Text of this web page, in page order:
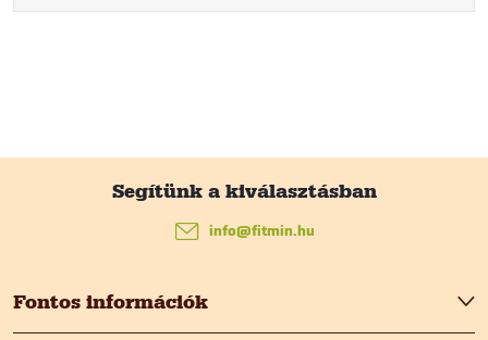
bFontos információk
info@fitmin.hu